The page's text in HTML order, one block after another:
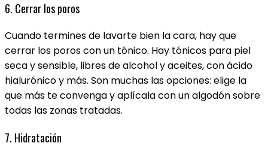
6. Cerrar los poros
Cuando termines de lavarte bien la cara, hay que
cerrar los poros con un tónico. Hay tónicos para piel
seca y sensible, libres de alcohol y aceites, con ácido
hialurónico y más. Son muchas las opciones: elige la
que más te convenga y aplícala con un algodón sobre
todas las zonas tratadas.
7. Hidratación